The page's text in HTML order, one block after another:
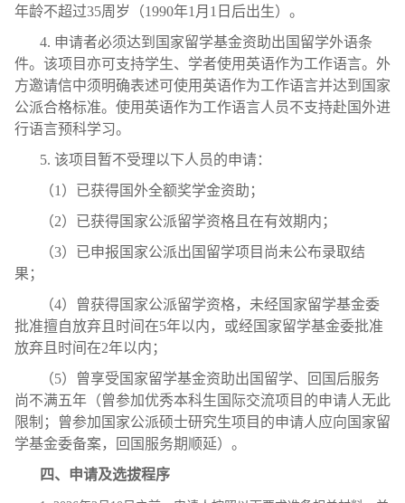
年龄不超过35周岁（1990年1月1日后出生）。
4. 申请者必须达到国家留学基金资助出国留学外语条
件。该项目亦可支持学生、学者使用英语作为工作语言。外
方邀请信中须明确表述可使用英语作为工作语言并达到国家
公派合格标准。使用英语作为工作语言人员不支持赴国外进
行语言预科学习。
5. 该项目暂不受理以下人员的申请：
（1）已获得国外全额奖学金资助；
（2）已获得国家公派留学资格且在有效期内；
（3）已申报国家公派出国留学项目尚未公布录取结
果；
（4）曾获得国家公派留学资格，未经国家留学基金委
批准擅自放弃且时间在5年以内，或经国家留学基金委批准
放弃且时间在2年以内；
（5）曾享受国家留学基金资助出国留学、回国后服务
尚不满五年（曾参加优秀本科生国际交流项目的申请人无此
限制；曾参加国家公派硕士研究生项目的申请人应向国家留
学基金委备案，回国服务期顺延）。
四、申请及选拔程序